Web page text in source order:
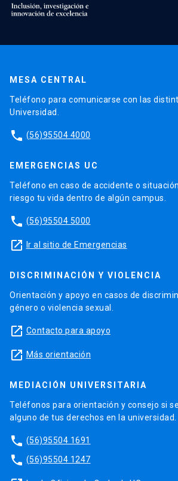
MESA CENTRAL
Teléfono para comunicarse con las
Universidad.
phone (56)95504 4000
EMERGENCIAS UC
Teléfono en caso de accidente o
riesgo tu vida dentro de algún campus.
phone (56)95504 5000
launch Ir al sitio de Emergencias
DISCRIMINACIÓN Y VIOLENCIA
Orientación y apoyo en casos de
género o violencia sexual.
launch Contacto para apoyo
launch Más orientación
MEDIACIÓN UNIVERSITARIA
Teléfonos para orientación y consejo si
alguno de tus derechos en la universidad.
phone (56)95504 1691
phone (56)95504 1247